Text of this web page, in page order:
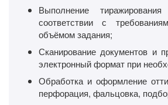
Выполнение
соответствии с
объёмом задания;
Сканирование документов и
электронный формат при
Обработка и оформление
перфорация, фальцовка,